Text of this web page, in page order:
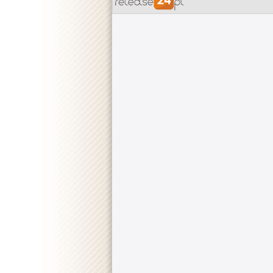
::"Power Book II: Ghost" [S02E08] 720p.WEB.H264-
::"Power Book II: Ghost" [S02E07] 720p.WEB.H264-